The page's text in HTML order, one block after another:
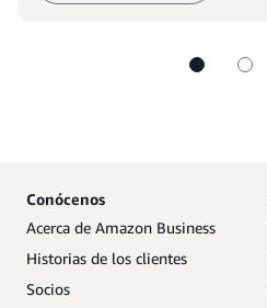
Conócenos
Acerca de Amazon Business
Historias de los clientes
Socios